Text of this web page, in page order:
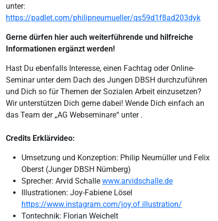
unter:
https://padlet.com/philipneumueller/qs59d1f8ad203dyk
Gerne dürfen hier auch weiterführende und hilfreiche
Informationen ergänzt werden!
Hast Du ebenfalls Interesse, einen Fachtag oder Online-
Seminar unter dem Dach des Jungen DBSH durchzuführen
und Dich so für Themen der Sozialen Arbeit einzusetzen?
Wir unterstützen Dich gerne dabei! Wende Dich einfach an
das Team der „AG Webseminare“ unter .
Credits Erklärvideo:
Umsetzung und Konzeption: Philip Neumüller und Felix
Oberst (Junger DBSH Nürnberg)
Sprecher: Arvid Schalle www.arvidschalle.de
Illustrationen: Joy-Fabiene Lösel
https://www.instagram.com/joy.of.illustration/
Tontechnik: Florian Weichelt